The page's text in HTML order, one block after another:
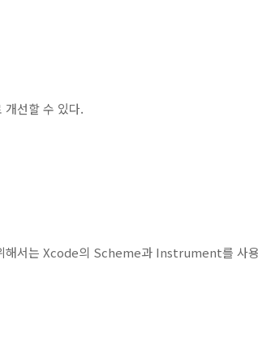
선할 수 있다.
해서는 Xcode의 Scheme과 Instrument를 사